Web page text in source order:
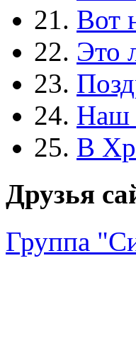
21. Вот
22. Это
23.
24. Наш
25. В
Друзья
Группа